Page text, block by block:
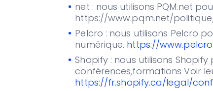
net : nous utilisons PQM.net
https://www.pqm.net/
Pelcro : nous utilisons Pelcro
numérique. https://
Shopify : nous utilisons
conférences,formations Voir
https://fr.shopify.ca/legal/